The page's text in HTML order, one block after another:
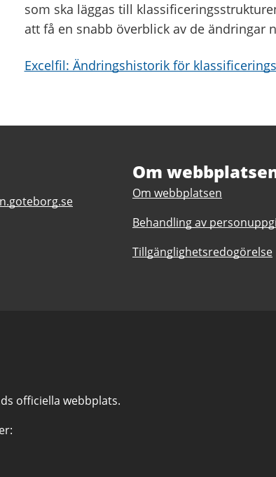
som ska läggas till
att få en snabb överblick av de ändringar
Excelfil: Ändringshistorik för
Om
Om webbplatsen
Behandling av
Tillgänglighetsredogörelse
officiella webbplats.